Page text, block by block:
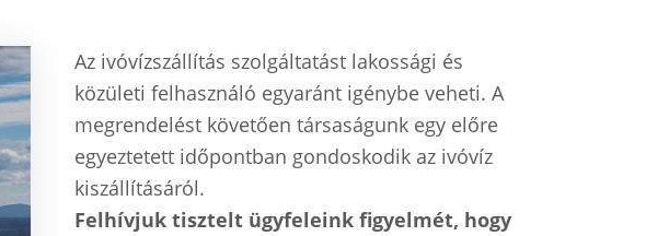
Az ivóvízszállítás szolgáltatást lakossági és
közületi felhasználó egyaránt igénybe veheti. A
megrendelést követően társaságunk egy előre
egyeztetett időpontban gondoskodik az ivóvíz
kiszállításáról.
Felhívjuk tisztelt ügyfeleink figyelmét, hogy